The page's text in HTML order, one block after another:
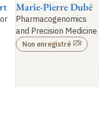
Pharmacogenomics
and Precision Medicine
Marie-Pierre Dubé
Non enregistré